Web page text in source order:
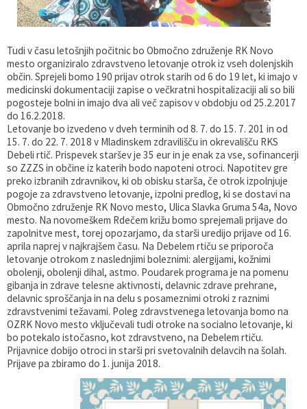
Tudi v času letošnjih počitnic bo Območno združenje RK Novo
mesto organiziralo zdravstveno letovanje otrok iz vseh dolenjskih
občin. Sprejeli bomo 190 prijav otrok starih od 6 do 19 let, ki imajo v
medicinski dokumentaciji zapise o večkratni hospitalizaciji ali so bili
pogosteje bolni in imajo dva ali več zapisov v obdobju od 25.2.2017
do 16.2.2018.
Letovanje bo izvedeno v dveh terminih od 8. 7. do 15. 7. 201 in od
15. 7. do 22. 7. 2018 v Mladinskem zdravilišču in okrevališču RKS
Debeli rtič. Prispevek staršev je 35 eur in je enak za vse, sofinancerji
so ZZZS in občine iz katerih bodo napoteni otroci. Napotitev gre
preko izbranih zdravnikov, ki ob obisku starša, če otrok izpolnjuje
pogoje za zdravstveno letovanje, izpolni predlog, ki se dostavi na
Območno združenje RK Novo mesto, Ulica Slavka Gruma 54a, Novo
mesto. Na novomeškem Rdečem križu bomo sprejemali prijave do
zapolnitve mest, torej opozarjamo, da starši uredijo prijave od 16.
aprila naprej v najkrajšem času. Na Debelem rtiču se priporoča
letovanje otrokom z naslednjimi boleznimi: alergijami, kožnimi
obolenji, obolenji dihal, astmo. Poudarek programa je na pomenu
gibanja in zdrave telesne aktivnosti, delavnic zdrave prehrane,
delavnic sproščanja in na delu s posameznimi otroki z raznimi
zdravstvenimi težavami. Poleg zdravstvenega letovanja bomo na
OZRK Novo mesto vključevali tudi otroke na socialno letovanje, ki
bo potekalo istočasno, kot zdravstveno, na Debelem rtiču.
Prijavnice dobijo otroci in starši pri svetovalnih delavcih na šolah.
Prijave pa zbiramo do 1. junija 2018.
Gospodarstvo
Pokopališča
Varstvo osebnih podatkov
Katalog informacij javnega značaja
Fotogalerija
Vizitka občine
Skupne službe
Predpisi in odloki
Proračun občine
Vrelec
Lokalne volitve
Prostorski akti
Folklorna skupina DPŽ Dolenjske Toplice